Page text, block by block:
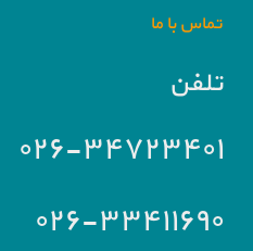
تماس با ما
تلفن
۰۲۶-۳۴۷۲۳۴۰۱
۰۲۶-۳۳۴۱۱۶۹۰